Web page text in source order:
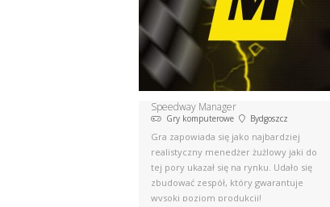
Speedway Manager
Gry komputerowe Bydgoszcz
Gra zapowiada się jako najbardziej
realistyczny menedżer żużlowy jaki do
tej pory ukazał się na rynku. Udało się
zbudować zespół, który gwarantuje
wysoki poziom produkcji!